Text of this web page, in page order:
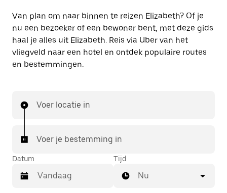
Van plan om naar binnen te reizen Elizabeth? Of je
nu een bezoeker of een bewoner bent, met deze gids
haal je alles uit Elizabeth. Reis via Uber van het
vliegveld naar een hotel en ontdek populaire routes
en bestemmingen.
Voer locatie in
Voer je bestemming in
Datum Tijd
Nu